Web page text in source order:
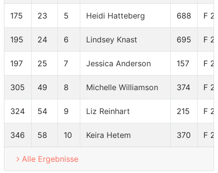
175 23 5 Heidi Hatteberg 688 F
195 24 6 Lindsey Knast 695 F
197 25 7 Jessica Anderson 157 F
305 49 8 Michelle Williamson 374 F
324 54 9 Liz Reinhart 215 F
346 58 10 Keira Hetem 370 F
Alle Ergebnisse